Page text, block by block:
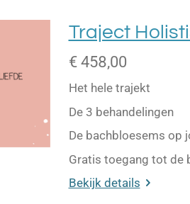
Traject
€ 458,00
Het hele trajekt
De 3 behandelingen
De bachbloesems op
Gratis toegang tot de
Bekijk details